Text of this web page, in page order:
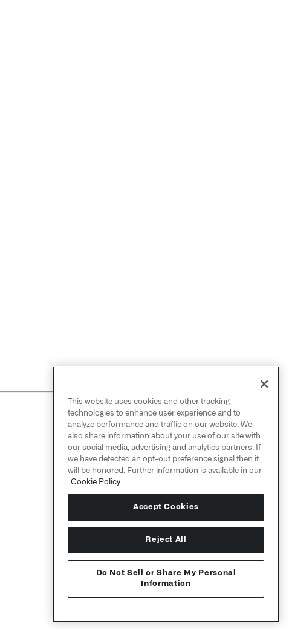
NEXT
项目→
This website uses cookies and other tracking
technologies to enhance user experience and to
analyze performance and traffic on our website. We
also share information about your use of our site with
our social media, advertising and analytics partners. If
we have detected an opt-out preference signal then it
will be honored. Further information is available in our
Cookie Policy
Accept Cookies
Reject All
Do Not Sell or Share My Personal
Information